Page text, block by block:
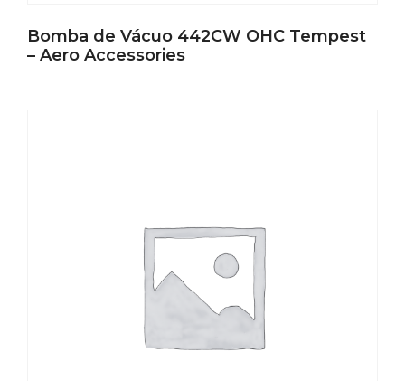
Bomba de Vácuo 442CW OHC Tempest
– Aero Accessories